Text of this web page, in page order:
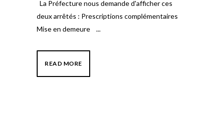
La Préfecture nous demande d'afficher ces
deux arrêtés : Prescriptions complémentaires
Mise en demeure ...
READ MORE